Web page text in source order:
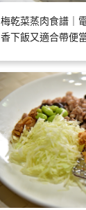
梅乾菜蒸肉食譜｜
香下飯又適合帶便